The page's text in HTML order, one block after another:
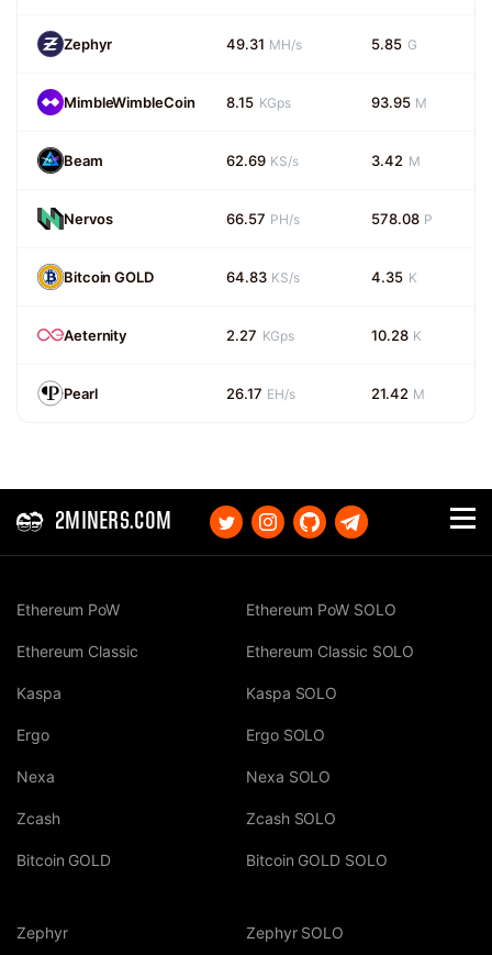
Zephyr 49.31 MH/s 5.85 G
MimbleWimbleCoin 8.15 KGps 93.95 M
Beam 62.69 KS/s 3.42 M
Nervos 66.57 PH/s 578.08 P
Bitcoin GOLD 64.83 KS/s 4.35 K
Aeternity 2.27 KGps 10.28 K
Pearl 26.17 EH/s 21.42 M
2MINERS.COM
Ethereum PoW
Ethereum Classic
Kaspa
Ergo
Nexa
Zcash
Bitcoin GOLD
Ethereum PoW SOLO
Ethereum Classic SOLO
Kaspa SOLO
Ergo SOLO
Nexa SOLO
Zcash SOLO
Bitcoin GOLD SOLO
Zephyr Zephyr SOLO